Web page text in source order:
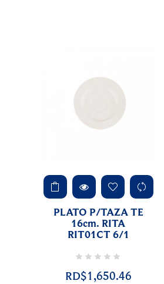
PLATO P/TAZA TE
16cm. RITA
RIT01CT 6/1
RD$1,650.46